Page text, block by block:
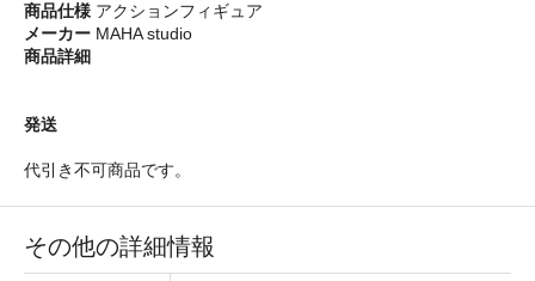
商品仕様 アクションフィギュア
メーカー MAHA studio
商品詳細
発送
代引き不可商品です。
その他の詳細情報